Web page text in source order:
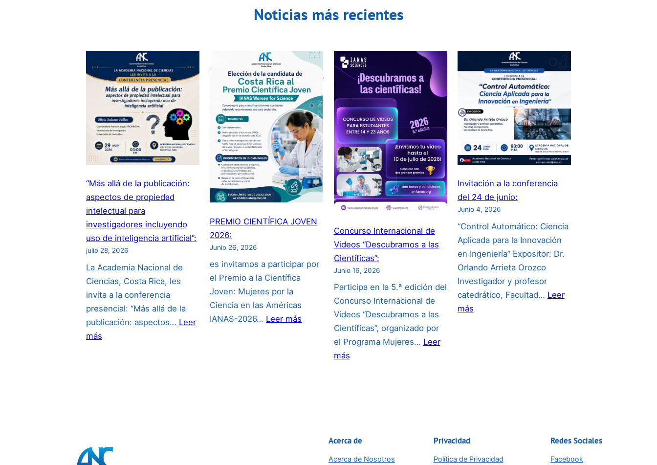
Noticias más recientes
“Más allá de la publicación:
aspectos de propiedad
intelectual para
investigadores incluyendo
uso de inteligencia artificial”:
julio 28, 2026
La Academia Nacional de
Ciencias, Costa Rica, les
invita a la conferencia
presencial: “Más allá de la
publicación: aspectos… Leer
más
propiedad
intelectual
PREMIO CIENTÍFICA JOVEN
2026:
Junio 26, 2026
es invitamos a participar por
el Premio a la Científica
Joven: Mujeres por la
Ciencia en las Américas
IANAS-2026… Leer más
CIENTÍFICA
Concurso Internacional de
Videos “Descubramos a las
Científicas”:
Junio 16, 2026
Participa en la 5.ª edición del
Concurso Internacional de
Videos “Descubramos a las
Científicas”, organizado por
el Programa Mujeres… Leer
más:
a
Invitación a la conferencia
del 24 de junio:
Junio 4, 2026
“Control Automático: Ciencia
Aplicada para la Innovación
en Ingeniería” Expositor: Dr.
Orlando Arrieta Orozco
Investigador y profesor
catedrático, Facultad… Leer
más:
Acerca de
Acerca de Nosotros
Privacidad
Política de Privacidad
Redes Sociales
Facebook